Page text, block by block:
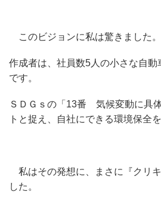
このビジョンに私は驚きました。
作成者は、社員数5人の小さな自
です。
ＳＤＧｓの「13番 気候変動に具
トと捉え、自社にできる環境保全
私はその発想に、まさに『クリ
した。